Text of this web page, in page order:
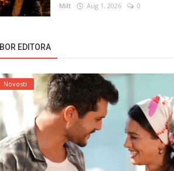
Milt Aug 1, 2026 0
EDITORA
Novosti